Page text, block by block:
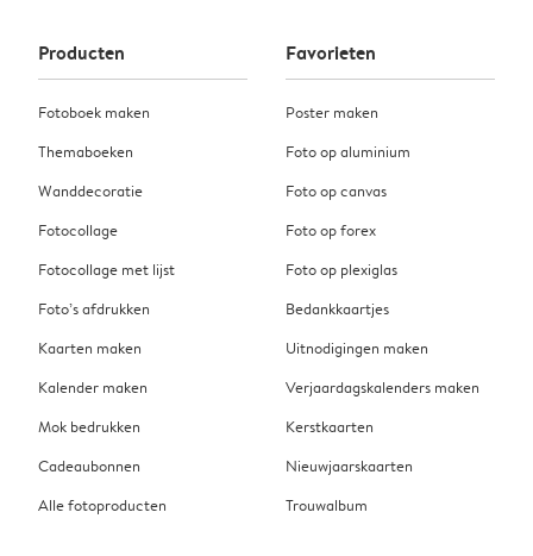
Producten
Fotoboek maken
Themaboeken
Wanddecoratie
Fotocollage
Fotocollage met lijst
Foto’s afdrukken
Kaarten maken
Kalender maken
Mok bedrukken
Cadeaubonnen
Alle fotoproducten
Favorieten
Poster maken
Foto op aluminium
Foto op canvas
Foto op forex
Foto op plexiglas
Bedankkaartjes
Uitnodigingen maken
Verjaardagskalenders maken
Kerstkaarten
Nieuwjaarskaarten
Trouwalbum